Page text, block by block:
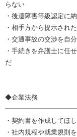
らない
・後遺障害等級認定に
・相手方から提示され
・交通事故の交渉を自
・手続きを弁護士に任
だ
◆企業法務
・契約書を作成してほ
・社内規程や就業規則